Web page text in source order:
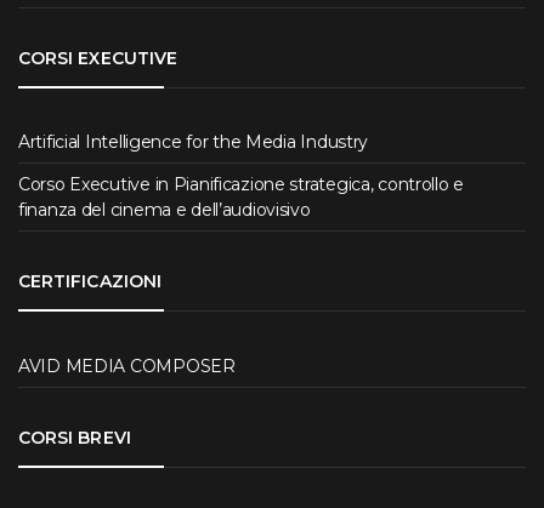
CORSI EXECUTIVE
Artificial Intelligence for the Media Industry
Corso Executive in Pianificazione strategica, controllo e
finanza del cinema e dell’audiovisivo
CERTIFICAZIONI
AVID MEDIA COMPOSER
CORSI BREVI